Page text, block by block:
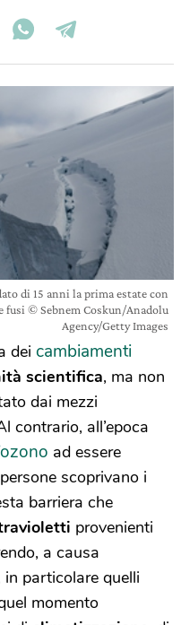
di 15 anni la prima estate con
fusi © Sebnem Coskun/Anadolu
Agency/Getty Images
dei cambiamenti
scientifica, ma non
dai mezzi
contrario, all’epoca
ad essere
scoprivano i
barriera che
provenienti
a causa
in particolare quelli
momento